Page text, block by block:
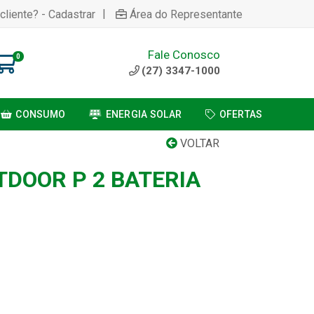
- Cadastrar | Área do Representante
0 Fale Conosco
(27) 3347-1000
CONSUMO ENERGIA SOLAR OFERTAS
VOLTAR
P 2 BATERIA